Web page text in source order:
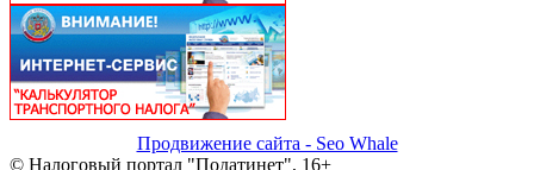
Продвижение сайта - Seo Whale
© Налоговый портал "Податинет", 16+